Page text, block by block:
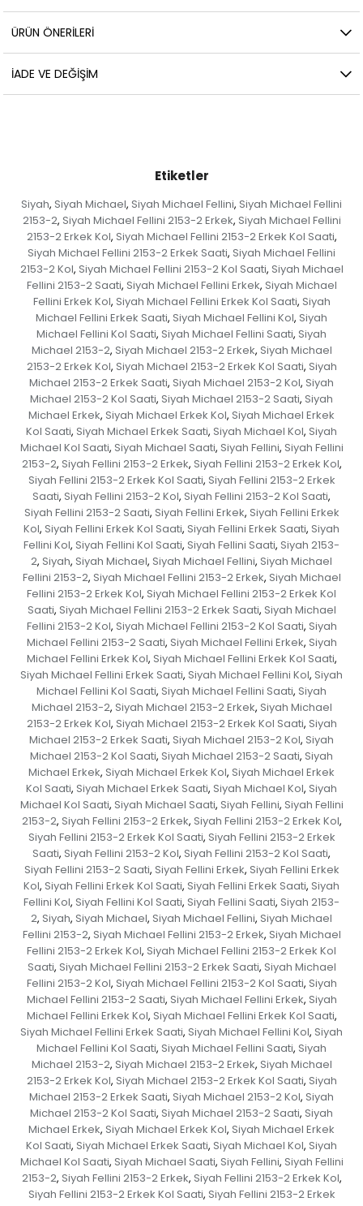
ÜRÜN ÖNERILERI
İADE VE DEĞIŞIM
Etiketler
Siyah, Siyah Michael, Siyah Michael Fellini, Siyah Michael Fellini
2153-2, Siyah Michael Fellini 2153-2 Erkek, Siyah Michael Fellini
2153-2 Erkek Kol, Siyah Michael Fellini 2153-2 Erkek Kol Saati,
Siyah Michael Fellini 2153-2 Erkek Saati, Siyah Michael Fellini
2153-2 Kol, Siyah Michael Fellini 2153-2 Kol Saati, Siyah Michael
Fellini 2153-2 Saati, Siyah Michael Fellini Erkek, Siyah Michael
Fellini Erkek Kol, Siyah Michael Fellini Erkek Kol Saati, Siyah
Michael Fellini Erkek Saati, Siyah Michael Fellini Kol, Siyah
Michael Fellini Kol Saati, Siyah Michael Fellini Saati, Siyah
Michael 2153-2, Siyah Michael 2153-2 Erkek, Siyah Michael
2153-2 Erkek Kol, Siyah Michael 2153-2 Erkek Kol Saati, Siyah
Michael 2153-2 Erkek Saati, Siyah Michael 2153-2 Kol, Siyah
Michael 2153-2 Kol Saati, Siyah Michael 2153-2 Saati, Siyah
Michael Erkek, Siyah Michael Erkek Kol, Siyah Michael Erkek
Kol Saati, Siyah Michael Erkek Saati, Siyah Michael Kol, Siyah
Michael Kol Saati, Siyah Michael Saati, Siyah Fellini, Siyah Fellini
2153-2, Siyah Fellini 2153-2 Erkek, Siyah Fellini 2153-2 Erkek Kol,
Siyah Fellini 2153-2 Erkek Kol Saati, Siyah Fellini 2153-2 Erkek
Saati, Siyah Fellini 2153-2 Kol, Siyah Fellini 2153-2 Kol Saati,
Siyah Fellini 2153-2 Saati, Siyah Fellini Erkek, Siyah Fellini Erkek
Kol, Siyah Fellini Erkek Kol Saati, Siyah Fellini Erkek Saati, Siyah
Fellini Kol, Siyah Fellini Kol Saati, Siyah Fellini Saati, Siyah 2153-
2, Siyah, Siyah Michael, Siyah Michael Fellini, Siyah Michael
Fellini 2153-2, Siyah Michael Fellini 2153-2 Erkek, Siyah Michael
Fellini 2153-2 Erkek Kol, Siyah Michael Fellini 2153-2 Erkek Kol
Saati, Siyah Michael Fellini 2153-2 Erkek Saati, Siyah Michael
Fellini 2153-2 Kol, Siyah Michael Fellini 2153-2 Kol Saati, Siyah
Michael Fellini 2153-2 Saati, Siyah Michael Fellini Erkek, Siyah
Michael Fellini Erkek Kol, Siyah Michael Fellini Erkek Kol Saati,
Siyah Michael Fellini Erkek Saati, Siyah Michael Fellini Kol, Siyah
Michael Fellini Kol Saati, Siyah Michael Fellini Saati, Siyah
Michael 2153-2, Siyah Michael 2153-2 Erkek, Siyah Michael
2153-2 Erkek Kol, Siyah Michael 2153-2 Erkek Kol Saati, Siyah
Michael 2153-2 Erkek Saati, Siyah Michael 2153-2 Kol, Siyah
Michael 2153-2 Kol Saati, Siyah Michael 2153-2 Saati, Siyah
Michael Erkek, Siyah Michael Erkek Kol, Siyah Michael Erkek
Kol Saati, Siyah Michael Erkek Saati, Siyah Michael Kol, Siyah
Michael Kol Saati, Siyah Michael Saati, Siyah Fellini, Siyah Fellini
2153-2, Siyah Fellini 2153-2 Erkek, Siyah Fellini 2153-2 Erkek Kol,
Siyah Fellini 2153-2 Erkek Kol Saati, Siyah Fellini 2153-2 Erkek
Saati, Siyah Fellini 2153-2 Kol, Siyah Fellini 2153-2 Kol Saati,
Siyah Fellini 2153-2 Saati, Siyah Fellini Erkek, Siyah Fellini Erkek
Kol, Siyah Fellini Erkek Kol Saati, Siyah Fellini Erkek Saati, Siyah
Fellini Kol, Siyah Fellini Kol Saati, Siyah Fellini Saati, Siyah 2153-
2, Siyah, Siyah Michael, Siyah Michael Fellini, Siyah Michael
Fellini 2153-2, Siyah Michael Fellini 2153-2 Erkek, Siyah Michael
Fellini 2153-2 Erkek Kol, Siyah Michael Fellini 2153-2 Erkek Kol
Saati, Siyah Michael Fellini 2153-2 Erkek Saati, Siyah Michael
Fellini 2153-2 Kol, Siyah Michael Fellini 2153-2 Kol Saati, Siyah
Michael Fellini 2153-2 Saati, Siyah Michael Fellini Erkek, Siyah
Michael Fellini Erkek Kol, Siyah Michael Fellini Erkek Kol Saati,
Siyah Michael Fellini Erkek Saati, Siyah Michael Fellini Kol, Siyah
Michael Fellini Kol Saati, Siyah Michael Fellini Saati, Siyah
Michael 2153-2, Siyah Michael 2153-2 Erkek, Siyah Michael
2153-2 Erkek Kol, Siyah Michael 2153-2 Erkek Kol Saati, Siyah
Michael 2153-2 Erkek Saati, Siyah Michael 2153-2 Kol, Siyah
Michael 2153-2 Kol Saati, Siyah Michael 2153-2 Saati, Siyah
Michael Erkek, Siyah Michael Erkek Kol, Siyah Michael Erkek
Kol Saati, Siyah Michael Erkek Saati, Siyah Michael Kol, Siyah
Michael Kol Saati, Siyah Michael Saati, Siyah Fellini, Siyah Fellini
2153-2, Siyah Fellini 2153-2 Erkek, Siyah Fellini 2153-2 Erkek Kol,
Siyah Fellini 2153-2 Erkek Kol Saati, Siyah Fellini 2153-2 Erkek